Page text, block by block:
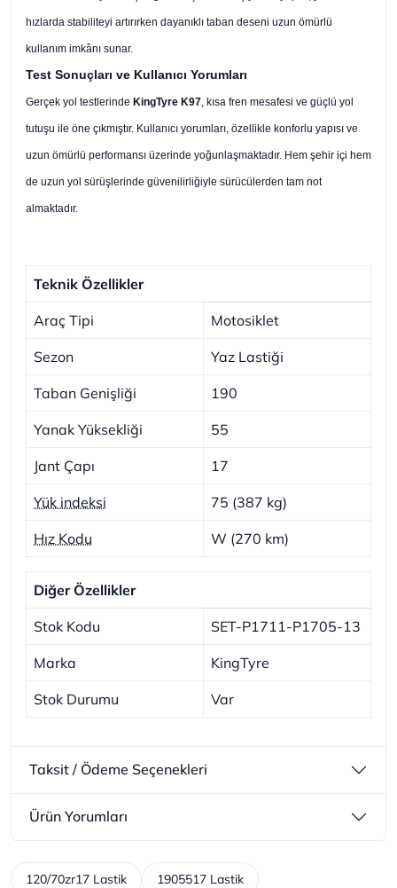
hızlarda stabiliteyi artırırken dayanıklı taban deseni uzun ömürlü
kullanım imkânı sunar.
Test Sonuçları ve Kullanıcı Yorumları
Gerçek yol testlerinde KingTyre K97 , kısa fren mesafesi ve güçlü yol
tutuşu ile öne çıkmıştır. Kullanıcı yorumları, özellikle konforlu yapısı ve
uzun ömürlü performansı üzerinde yoğunlaşmaktadır. Hem şehir içi hem
de uzun yol sürüşlerinde güvenilirliğiyle sürücülerden tam not
almaktadır.
Teknik Özellikler
Araç Tipi Motosiklet
Sezon Yaz Lastiği
Taban Genişliği 190
Yanak Yüksekliği 55
Jant Çapı 17
Yük indeksi 75 (387 kg)
Hız Kodu W (270 km)
Diğer Özellikler
Stok Kodu SET-P1711-P1705-13
Marka KingTyre
Stok Durumu Var
Taksit / Ödeme Seçenekleri
Ürün Yorumları
120/70zr17 Lastik 1905517 Lastik